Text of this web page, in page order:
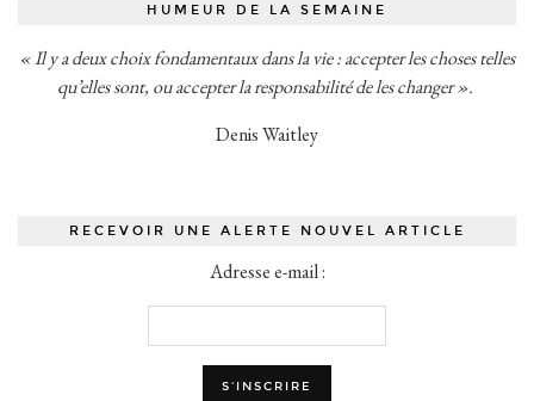
HUMEUR DE LA SEMAINE
« Il y a deux choix fondamentaux dans la vie : accepter les choses telles
qu’elles sont, ou accepter la responsabilité de les changer ».
Denis Waitley
RECEVOIR UNE ALERTE NOUVEL ARTICLE
Adresse e-mail :